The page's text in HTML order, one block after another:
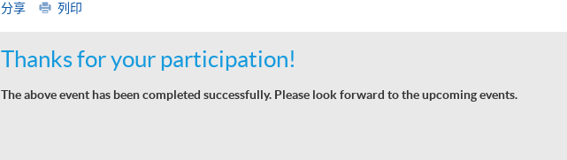
分享 列印
Thanks for your participation!
The above event has been completed successfully. Please look forward to the upcoming events.